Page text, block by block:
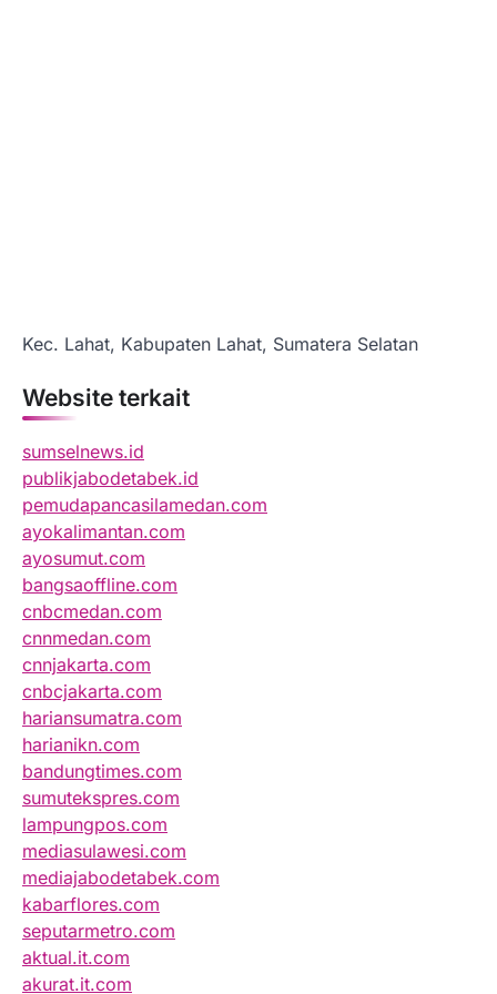
Kec. Lahat, Kabupaten Lahat, Sumatera Selatan
Website terkait
sumselnews.id
publikjabodetabek.id
pemudapancasilamedan.com
ayokalimantan.com
ayosumut.com
bangsaoffline.com
cnbcmedan.com
cnnmedan.com
cnnjakarta.com
cnbcjakarta.com
hariansumatra.com
harianikn.com
bandungtimes.com
sumutekspres.com
lampungpos.com
mediasulawesi.com
mediajabodetabek.com
kabarflores.com
seputarmetro.com
aktual.it.com
akurat.it.com